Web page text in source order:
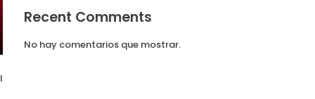
Recent Comments
No hay comentarios que mostrar.